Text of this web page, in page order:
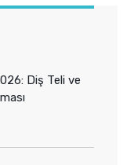
Diş Teli ve